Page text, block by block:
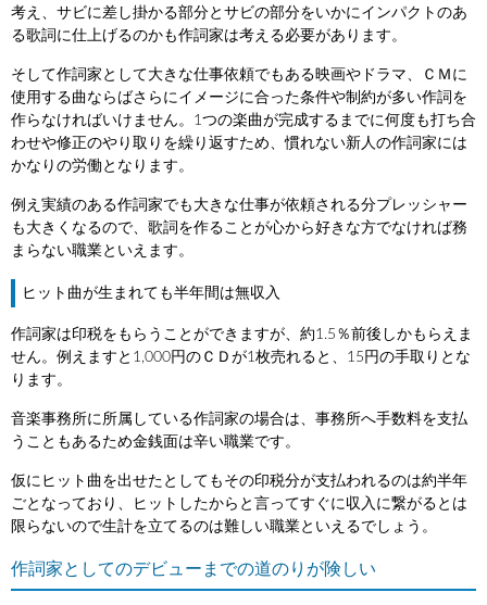
考え、サビに差し掛かる部分とサビの部分をいかにインパクトのあ
る歌詞に仕上げるのかも作詞家は考える必要があります。
そして作詞家として大きな仕事依頼でもある映画やドラマ、ＣＭに
使用する曲ならばさらにイメージに合った条件や制約が多い作詞を
作らなければいけません。1つの楽曲が完成するまでに何度も打ち合
わせや修正のやり取りを繰り返すため、慣れない新人の作詞家には
かなりの労働となります。
例え実績のある作詞家でも大きな仕事が依頼される分プレッシャー
も大きくなるので、歌詞を作ることが心から好きな方でなければ務
まらない職業といえます。
ヒット曲が生まれても半年間は無収入
作詞家は印税をもらうことができますが、約1.5％前後しかもらえま
せん。例えますと1,000円のＣＤが1枚売れると、15円の手取りとな
ります。
音楽事務所に所属している作詞家の場合は、事務所へ手数料を支払
うこともあるため金銭面は辛い職業です。
仮にヒット曲を出せたとしてもその印税分が支払われるのは約半年
ごとなっており、ヒットしたからと言ってすぐに収入に繋がるとは
限らないので生計を立てるのは難しい職業といえるでしょう。
作詞家としてのデビューまでの道のりが険しい